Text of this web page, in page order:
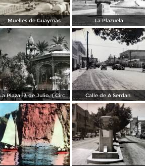
Muelles de Guaymas La Plazuela
La Plaza 13 de Julio. ( Circulada el 11 de Agosto de 1958 ). Calle de A Serdan.